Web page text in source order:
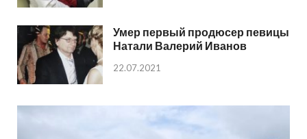
Умер первый продюсер певицы
Натали Валерий Иванов
22.07.2021